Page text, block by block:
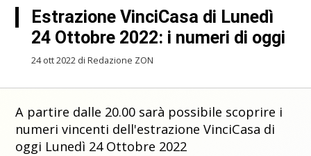
Estrazione VinciCasa di Lunedì
24 Ottobre 2022: i numeri di oggi
24 ott 2022 di Redazione ZON
A partire dalle 20.00 sarà possibile scoprire i
numeri vincenti dell'estrazione VinciCasa di
oggi Lunedì 24 Ottobre 2022